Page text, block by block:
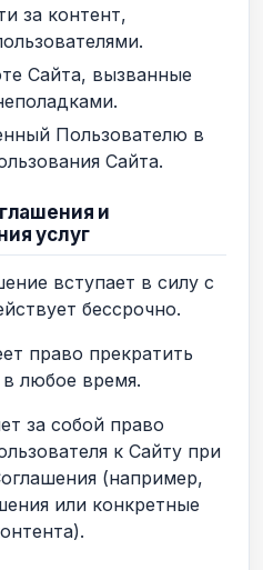
за контент,
Сайта, вызванные
Пользователю в
Сайта.
и
услуг
вступает в силу с
бессрочно.
право прекратить
любое время.
за собой право
к Сайту при
(например,
или конкретные